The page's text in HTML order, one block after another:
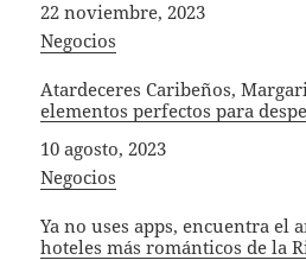
Fecha
22 noviembre, 2023
In relation to
Negocios
Atardeceres Caribeños,
elementos perfectos para
Fecha
10 agosto, 2023
In relation to
Negocios
Ya no uses apps, encuentra el
hoteles más románticos de la